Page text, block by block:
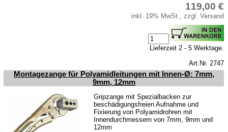
119,00 €
inkl. 19% MwSt., zzgl. Versand
Lieferzeit 2 - 5 Werktage.
Art.Nr. 2747
Montagezange für Polyamidleitungen mit Innen-Ø: 7mm,
9mm, 12mm
Gripzange mit Spezialbacken zur
beschädigungsfreien Aufnahme und
Fixierung von Polyamidrohren mit
Innendurchmessern von 7mm, 9mm und
12mm